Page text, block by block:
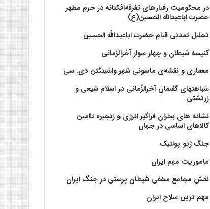
در محکومیت رفتارهای تفرقه‌افکنانه در حرم مطهر
حضرت اباعبدالله الحسین(ع)
تحلیل تمدنی قیام حضرت اباعبدالله الحسین
کنیسه شیطان و چهار سوار آخرالزمانی
معماری و نقشه‌ی ماسونی شهر واشينگتن دی. سی
شباهتهای گفتمان آخر‌الزّمانی در اسلام شیعی و
زرتشتی
نشانه های بحران فراگیر انرژی و زنجیره تامین
کالاهای اساسی در جهان
جنگ ژئو پولتیک
ماموریت مهم ایران
نقش مجامع مخفی شیطان پرستی در جنگ ایران
مهم ترین سلاح ایران